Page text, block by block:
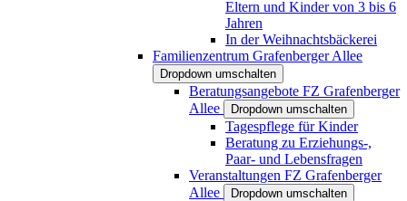
Eltern und Kinder von 3 bis 6
Jahren
In der Weihnachtsbäckerei
Familienzentrum Grafenberger Allee
Dropdown umschalten
Beratungsangebote FZ Grafenberger
Allee
Dropdown umschalten
Tagespflege für Kinder
Beratung zu Erziehungs-,
Paar- und Lebensfragen
Veranstaltungen FZ Grafenberger
Allee
Dropdown umschalten